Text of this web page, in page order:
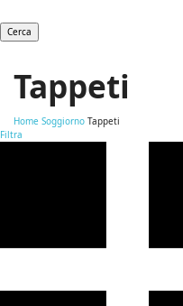
Cerca
Tappeti
Home Soggiorno Tappeti
Filtra